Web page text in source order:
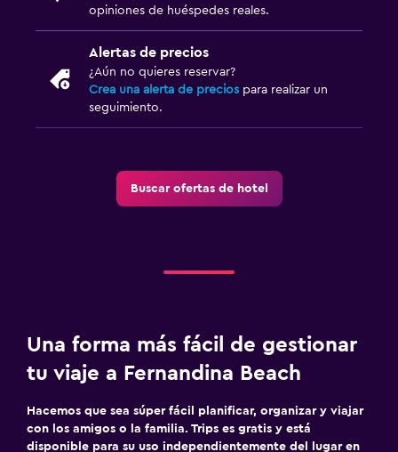
opiniones de huéspedes reales.
Alertas de precios
¿Aún no quieres reservar?
Crea una alerta de precios para realizar un
seguimiento.
Buscar ofertas de hotel
Una forma más fácil de gestionar
tu viaje a Fernandina Beach
Hacemos que sea súper fácil planificar, organizar y viajar
con los amigos o la familia. Trips es gratis y está
disponible para su uso independientemente del lugar en